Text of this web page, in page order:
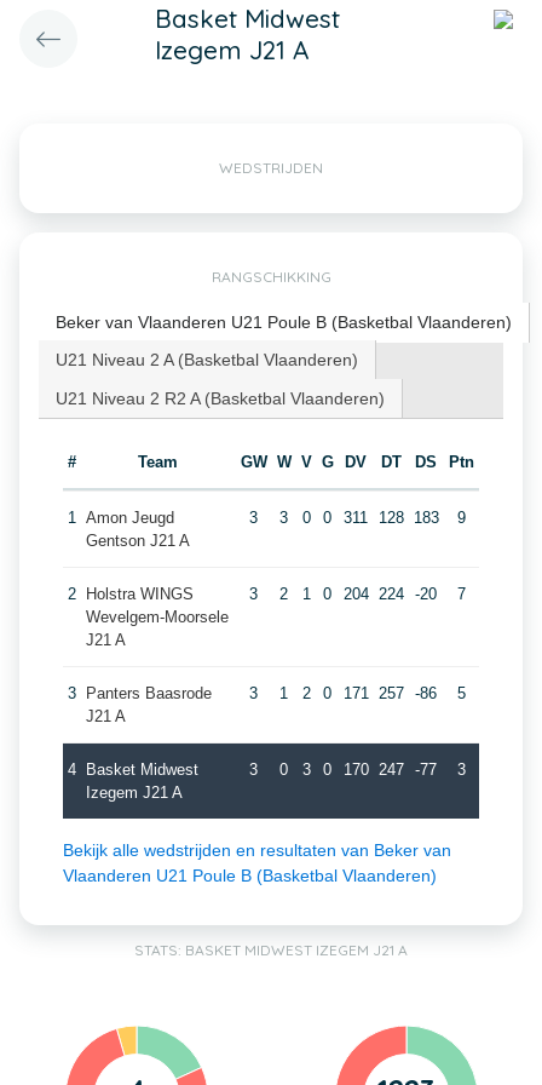
Basket Midwest
Izegem J21 A
WEDSTRIJDEN
RANGSCHIKKING
Beker van Vlaanderen U21 Poule B (Basketbal Vlaanderen)
U21 Niveau 2 A (Basketbal Vlaanderen)
U21 Niveau 2 R2 A (Basketbal Vlaanderen)
# Team GW W V G DV DT DS Ptn
1 Amon Jeugd
Gentson J21 A
3 3 0 0 311 128 183 9
2
Holstra WINGS
Wevelgem-Moorsele
J21 A
3 2 1 0 204 224 -20 7
3
Panters Baasrode
J21 A
3 1 2 0 171 257 -86 5
4
Basket Midwest
Izegem J21 A
3 0 3 0 170 247 -77 3
Bekijk alle wedstrijden en resultaten van Beker van
Vlaanderen U21 Poule B (Basketbal Vlaanderen)
STATS: BASKET MIDWEST IZEGEM J21 A